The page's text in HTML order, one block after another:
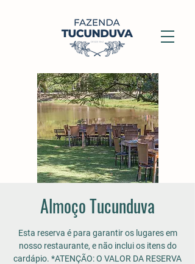
Almoço Tucunduva
Esta reserva é para garantir os lugares em
nosso restaurante, e não inclui os itens do
cardápio. *ATENÇÃO: O VALOR DA RESERVA